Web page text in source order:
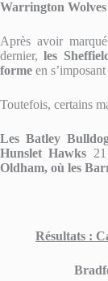
Warrington Wolves
Après avoir
dernier,les
forme en
Toutefois, certains
Les Batley
Hunslet Hawks
Oldham, où les
Résultats :